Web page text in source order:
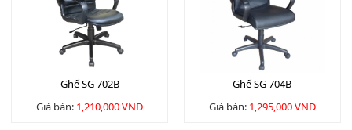
Ghế SG 702B
Giá bán: 1,210,000 VNĐ
Ghế SG 704B
Giá bán: 1,295,000 VNĐ